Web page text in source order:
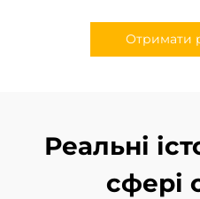
Отримати
Реальні
сфері